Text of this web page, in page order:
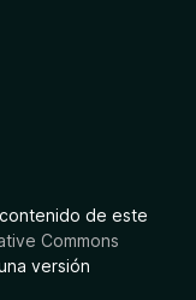
de este
Commons
versión